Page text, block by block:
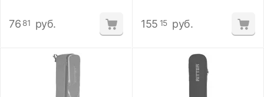
76 81 руб. 155 15 руб.